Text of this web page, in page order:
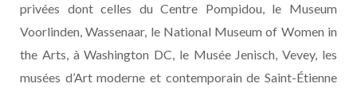
privées dont celles du Centre Pompidou, le Museum
Voorlinden, Wassenaar, le National Museum of Women in
the Arts, à Washington DC, le Musée Jenisch, Vevey, les
musées d’Art moderne et contemporain de Saint-Étienne